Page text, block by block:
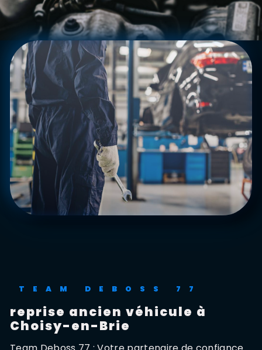
TEAM DEBOSS 77
reprise ancien véhicule à
Choisy-en-Brie